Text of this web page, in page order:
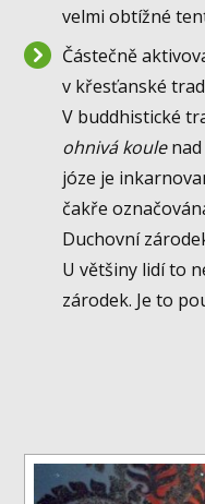
velmi obtížné
Částečně
v křesťanské
V buddhistické
ohnivá koulenad
józe je
čakře
Duchovní
U většiny lidí to
zárodek. Je to